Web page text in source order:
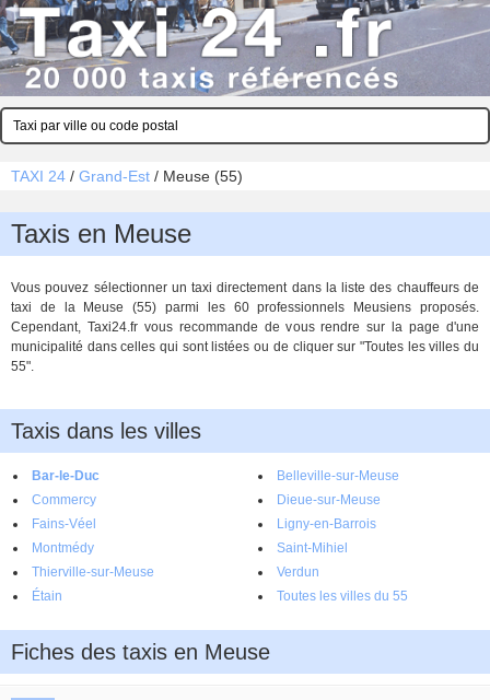
TAXI 24 / Grand-Est / Meuse (55)
Taxis en Meuse
Vous pouvez sélectionner un taxi directement dans la liste des chauffeurs de
taxi de la Meuse (55) parmi les 60 professionnels Meusiens proposés.
Cependant, Taxi24.fr vous recommande de vous rendre sur la page d'une
municipalité dans celles qui sont listées ou de cliquer sur "Toutes les villes du
55".
Taxis dans les villes
Bar-le-Duc
Belleville-sur-Meuse
Commercy
Dieue-sur-Meuse
Fains-Véel
Ligny-en-Barrois
Montmédy
Saint-Mihiel
Thierville-sur-Meuse
Verdun
Étain
Toutes les villes du 55
Fiches des taxis en Meuse